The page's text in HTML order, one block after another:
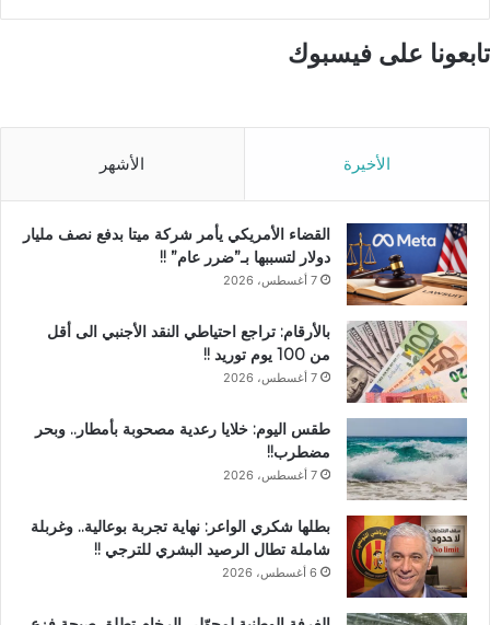
تابعونا على فيسبوك
الأخيرة الأشهر
القضاء الأمريكي يأمر شركة ميتا بدفع نصف مليار
دولار لتسببها بـ”ضرر عام” !!
7 أغسطس، 2026
بالأرقام: تراجع احتياطي النقد الأجنبي الى أقل
من 100 يوم توريد !!
7 أغسطس، 2026
طقس اليوم: خلايا رعدية مصحوبة بأمطار.. وبحر
مضطرب!!
7 أغسطس، 2026
بطلها شكري الواعر: نهاية تجربة بوعالية.. وغربلة
شاملة تطال الرصيد البشري للترجي !!
6 أغسطس، 2026